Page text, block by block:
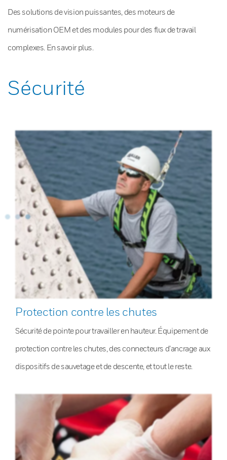
Des solutions de vision puissantes, des moteurs de
numérisation OEM et des modules pour des flux de travail
complexes. En savoir plus.
Sécurité
Protection contre les chutes
Sécurité de pointe pour travailler en hauteur. Équipement de
protection contre les chutes, des connecteurs d’ancrage aux
dispositifs de sauvetage et de descente, et tout le reste.